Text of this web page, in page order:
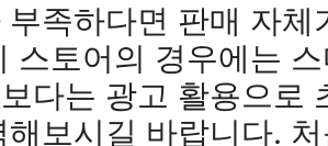
족하다면 판매 자체
스토어의 경우에는
다는 광고 활용으로
해보시길 바랍니다.